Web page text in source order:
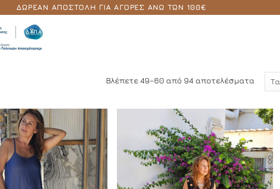
ΔΩΡΕΆΝ ΑΠΟΣΤΟΛΉ ΓΙΑ ΑΓΟΡΈΣ ΆΝΩ ΤΩΝ 100€
Βλέπετε 49–60 από 94 αποτελέσματα Sorted
Wishlist
Add to
Wishlist